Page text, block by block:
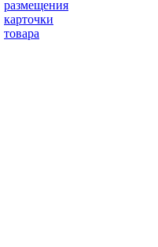
размещения
карточки
товара